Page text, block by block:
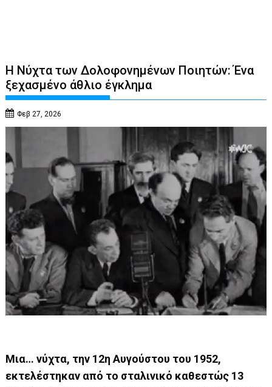
Η Νύχτα των Δολοφονημένων Ποιητών: Ένα
ξεχασμένο άθλιο έγκλημα
Φεβ 27, 2026
Μια… νύχτα, την 12η Αυγούστου του 1952,
εκτελέστηκαν από το σταλινικό καθεστώς 13